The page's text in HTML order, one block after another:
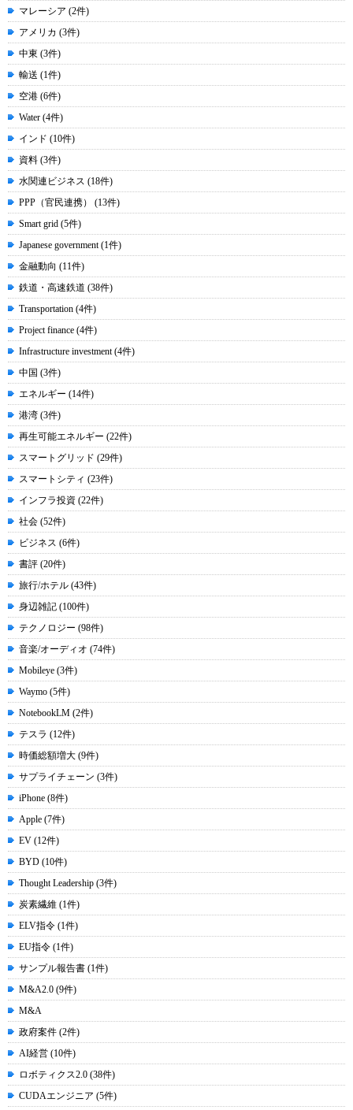
マレーシア (2件)
アメリカ (3件)
中東 (3件)
輸送 (1件)
空港 (6件)
Water (4件)
インド (10件)
資料 (3件)
水関連ビジネス (18件)
PPP（官民連携） (13件)
Smart grid (5件)
Japanese government (1件)
金融動向 (11件)
鉄道・高速鉄道 (38件)
Transportation (4件)
Project finance (4件)
Infrastructure investment (4件)
中国 (3件)
エネルギー (14件)
港湾 (3件)
再生可能エネルギー (22件)
スマートグリッド (29件)
スマートシティ (23件)
インフラ投資 (22件)
社会 (52件)
ビジネス (6件)
書評 (20件)
旅行/ホテル (43件)
身辺雑記 (100件)
テクノロジー (98件)
音楽/オーディオ (74件)
Mobileye (3件)
Waymo (5件)
NotebookLM (2件)
テスラ (12件)
時価総額増大 (9件)
サプライチェーン (3件)
iPhone (8件)
Apple (7件)
EV (12件)
BYD (10件)
Thought Leadership (3件)
炭素繊維 (1件)
ELV指令 (1件)
EU指令 (1件)
サンプル報告書 (1件)
M&A2.0 (9件)
M&A
政府案件 (2件)
AI経営 (10件)
ロボティクス2.0 (38件)
CUDAエンジニア (5件)